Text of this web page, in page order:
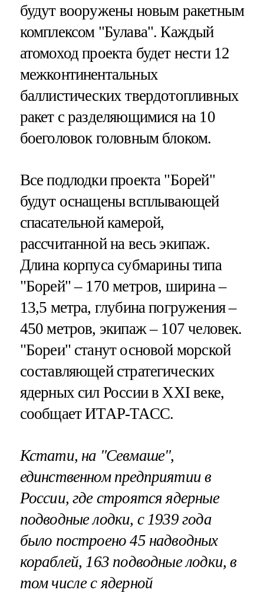
будут вооружены новым ракетным
комплексом "Булава". Каждый
атомоход проекта будет нести 12
межконтинентальных
баллистических твердотопливных
ракет с разделяющимися на 10
боеголовок головным блоком.
Все подлодки проекта "Борей"
будут оснащены всплывающей
спасательной камерой,
рассчитанной на весь экипаж.
Длина корпуса субмарины типа
"Борей" – 170 метров, ширина –
13,5 метра, глубина погружения –
450 метров, экипаж – 107 человек.
"Бореи" станут основой морской
составляющей стратегических
ядерных сил России в XXI веке,
сообщает ИТАР-ТАСС.
Кстати, на "Севмаше",
единственном предприятии в
России, где строятся ядерные
подводные лодки, с 1939 года
было построено 45 надводных
кораблей, 163 подводные лодки, в
том числе с ядерной